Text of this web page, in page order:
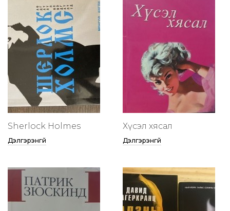
Sherlock Holmes
Дэлгэрэнгүй
Хүсэл хясал
Дэлгэрэнгүй